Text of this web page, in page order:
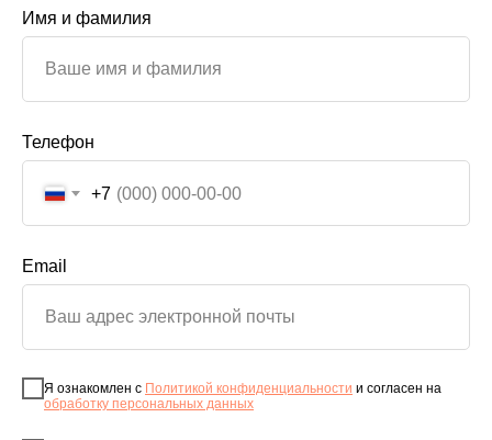
Имя и фамилия
Телефон
+7
Email
Я ознакомлен с Политикой конфиденциальности и согласен на
обработку персональных данных